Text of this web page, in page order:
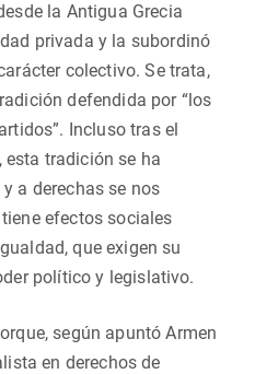
la Antigua Grecia
privada y la subordinó
colectivo. Se trata,
defendida por “los
Incluso tras el
tradición se ha
a derechas se nos
efectos sociales
que exigen su
político y legislativo.
según apuntó Armen
en derechos de